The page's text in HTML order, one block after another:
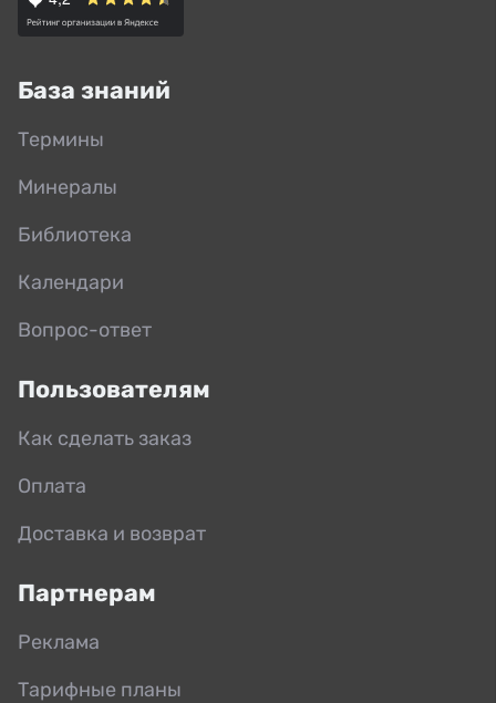
База знаний
Термины
Минералы
Библиотека
Календари
Вопрос-ответ
Пользователям
Как сделать заказ
Оплата
Доставка и возврат
Партнерам
Реклама
Тарифные планы